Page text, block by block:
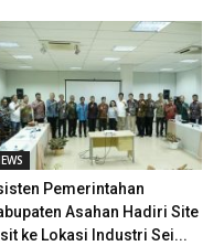
Pemerintahan
Asahan Hadiri Site
ke Lokasi Industri Sei...